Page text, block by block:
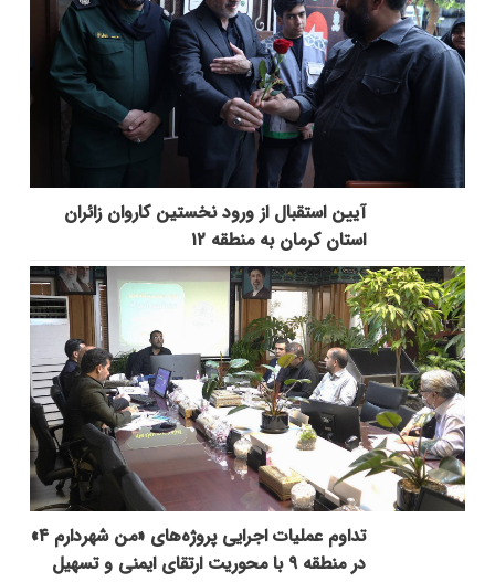
آیین استقبال از ورود نخستین کاروان زائران
استان کرمان به منطقه ۱۲
تداوم عملیات اجرایی پروژه‌های «من شهردارم ۴»
در منطقه ۹ با محوریت ارتقای ایمنی و تسهیل